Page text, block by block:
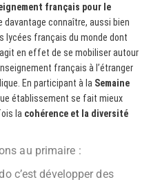
français pour le
davantage connaître, aussi bien
lycées français du monde dont
en effet de se mobiliser autour
français à l’étranger
En participant à la Semaine
établissement se fait mieux
la cohérence et la diversité
au primaire :
c’est développer des